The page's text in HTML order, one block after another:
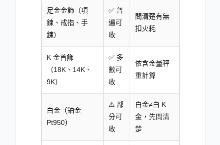
足金金飾（項
鍊、戒指、手
鍊）
✅ 普
遍可
收
問清楚有無
扣火耗
K 金首飾
（18K、14K、
9K）
✅ 多
數可
收
依含金量秤
重計算
白金（鉑金
Pt950）
⚠️ 部
分可
收
白金≠白 K
金，先問清
楚